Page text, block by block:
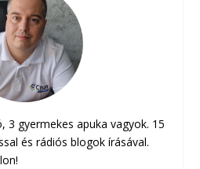
3 gyermekes apuka vagyok. 15
és rádiós blogok írásával.